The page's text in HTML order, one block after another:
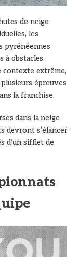
de neige
les
pyrénéennes
à obstacles
contexte extrême,
épreuves
la franchise.
dans la neige
devront s’élancer
d’un sifflet de